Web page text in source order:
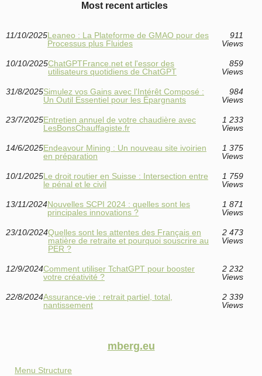
Most recent articles
11/10/2025Leaneo : La Plateforme de GMAO pour des
Processus plus Fluides
911
Views
10/10/2025ChatGPTFrance.net et l'essor des
utilisateurs quotidiens de ChatGPT
859
Views
31/8/2025Simulez vos Gains avec l'Intérêt Composé :
Un Outil Essentiel pour les Épargnants
984
Views
23/7/2025Entretien annuel de votre chaudière avec
LesBonsChauffagiste.fr
1 233
Views
14/6/2025Endeavour Mining : Un nouveau site ivoirien
en préparation
1 375
Views
10/1/2025Le droit routier en Suisse : Intersection entre
le pénal et le civil
1 759
Views
13/11/2024Nouvelles SCPI 2024 : quelles sont les
principales innovations ?
1 871
Views
23/10/2024Quelles sont les attentes des Français en
matière de retraite et pourquoi souscrire au
PER ?
2 473
Views
12/9/2024Comment utiliser TchatGPT pour booster
votre créativité ?
2 232
Views
22/8/2024Assurance-vie : retrait partiel, total,
nantissement
2 339
Views
mberg.eu
Menu Structure